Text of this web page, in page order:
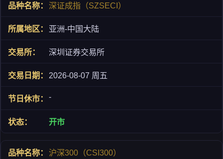
深证成指（SZSECI）
亚洲-中国大陆
深圳证券交易所
2026-08-07 周五
-
开市
沪深300（CSI300）